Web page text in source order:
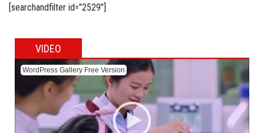
[searchandfilter id="2529"]
VIDEO
WordPress Gallery Free Version